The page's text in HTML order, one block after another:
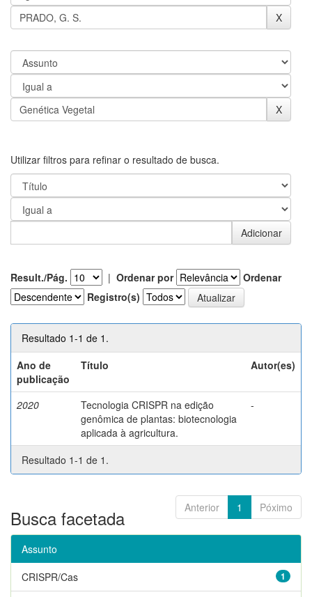
Utilizar filtros para refinar o resultado de busca.
Result./Pág. | Ordenar por
Ordenar
Registro(s)
Resultado 1-1 de 1.
Ano de
publicação
Título Autor(es)
2020
Tecnologia CRISPR na edição
genômica de plantas: biotecnologia
aplicada à agricultura.
-
Resultado 1-1 de 1.
Anterior 1 Póximo
Busca facetada
Assunto
1
CRISPR/Cas